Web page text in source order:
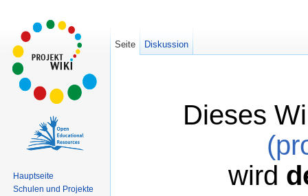
Dieses
wird
Seite Diskussion
Hauptseite
Schulen und Projekte